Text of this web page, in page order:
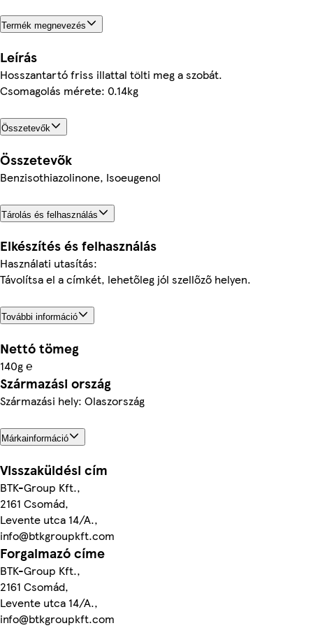
Termék megnevezés
Leírás
Hosszantartó friss illattal tölti meg a szobát.
Csomagolás mérete: 0.14kg
Összetevők
Összetevők
Benzisothiazolinone, Isoeugenol
Tárolás és felhasználás
Elkészítés és felhasználás
Használati utasítás:
Távolítsa el a címkét, lehetőleg jól szellőző helyen.
További információ
Nettó tömeg
140g ℮
Származási ország
Származási hely: Olaszország
Márkainformáció
Visszaküldési cím
BTK-Group Kft.,
2161 Csomád,
Levente utca 14/A.,
info@btkgroupkft.com
Forgalmazó címe
BTK-Group Kft.,
2161 Csomád,
Levente utca 14/A.,
info@btkgroupkft.com